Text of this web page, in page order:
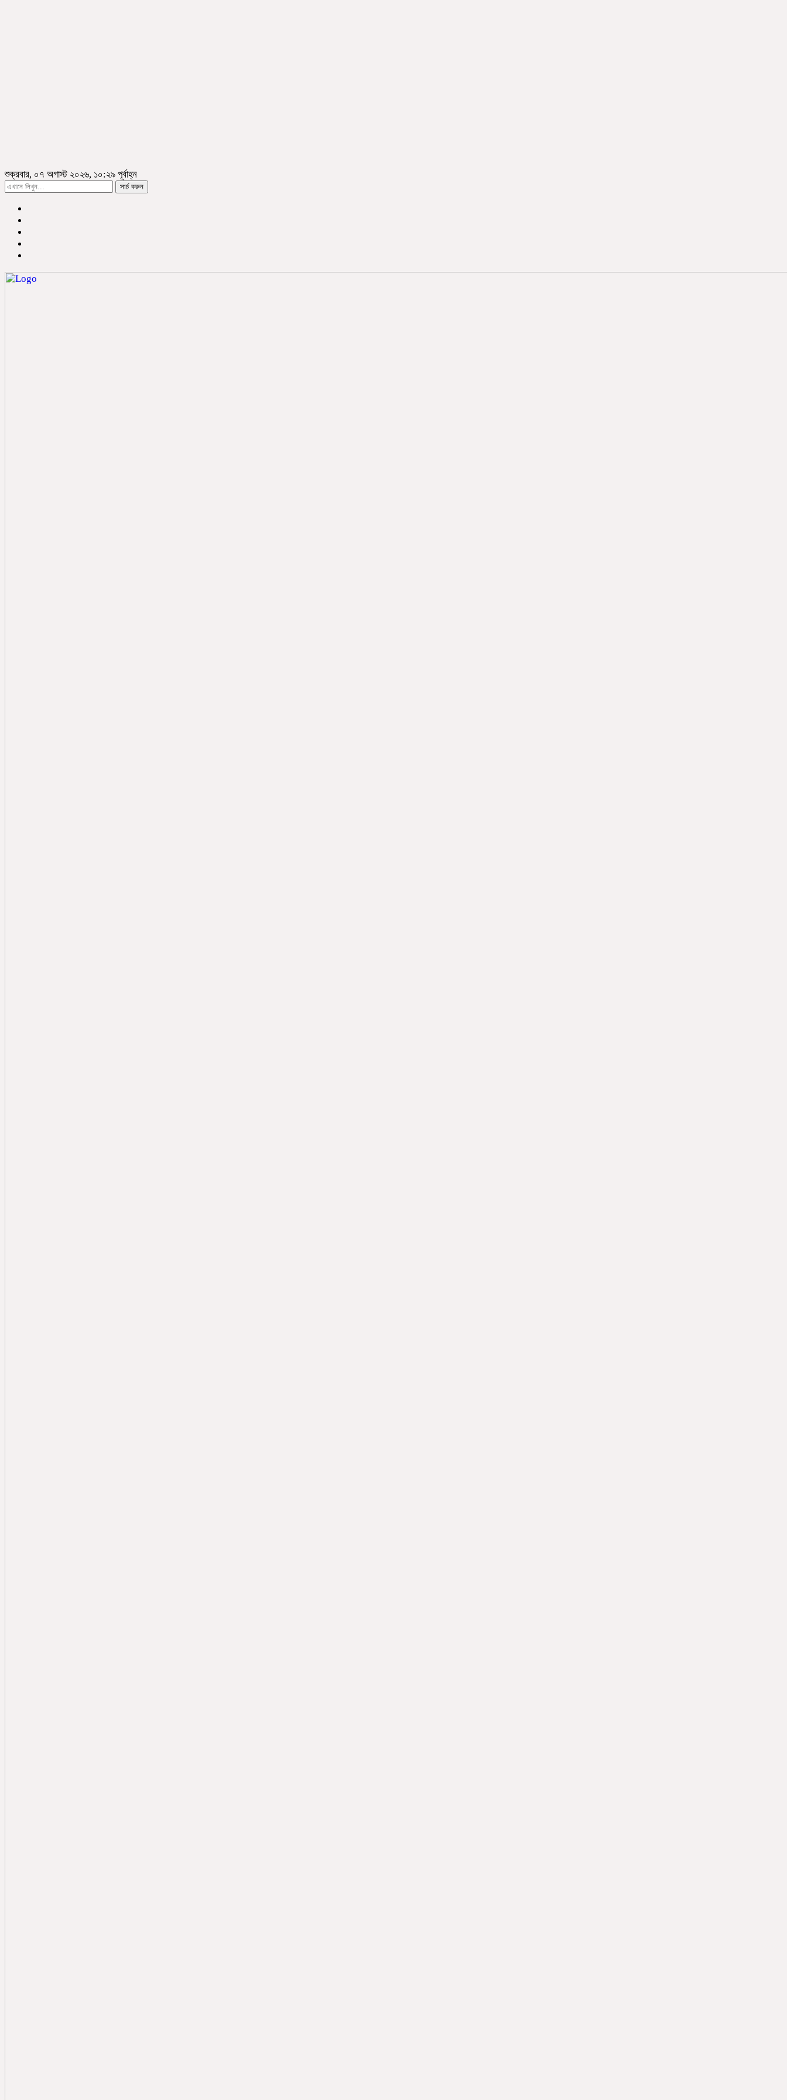
শুক্রবার, ০৭ অগাস্ট ২০২৬, ১০:২৯ পূর্বাহ্ন
সার্চ করুন